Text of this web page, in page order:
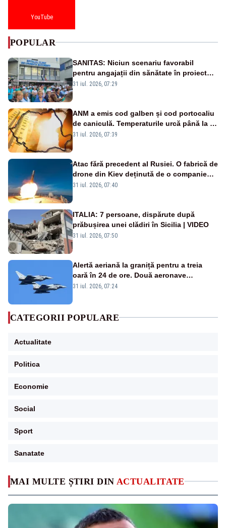
MAI MULTE ȘTIRI DIN ACTUALITATE
YouTube
POPULAR
SANITAS: Niciun scenariu favorabil
pentru angajații din sănătate în proiectul
Legii salarizării
31 iul. 2026, 07:29
ANM a emis cod galben și cod portocaliu
de caniculă. Temperaturile urcă până la 38
de grade, iar nopțile devin tropicale
31 iul. 2026, 07:39
Atac fără precedent al Rusiei. O fabrică de
drone din Kiev deținută de o companie
americană, distrusă de o rachetă
31 iul. 2026, 07:40
ITALIA: 7 persoane, dispărute după
prăbușirea unei clădiri în Sicilia | VIDEO
31 iul. 2026, 07:50
Alertă aeriană la graniță pentru a treia
oară în 24 de ore. Două aeronave
Eurofighter britanice au fost ridicate de la
31 iul. 2026, 07:24
CATEGORII POPULARE
Actualitate
Politica
Economie
Social
Sport
Sanatate